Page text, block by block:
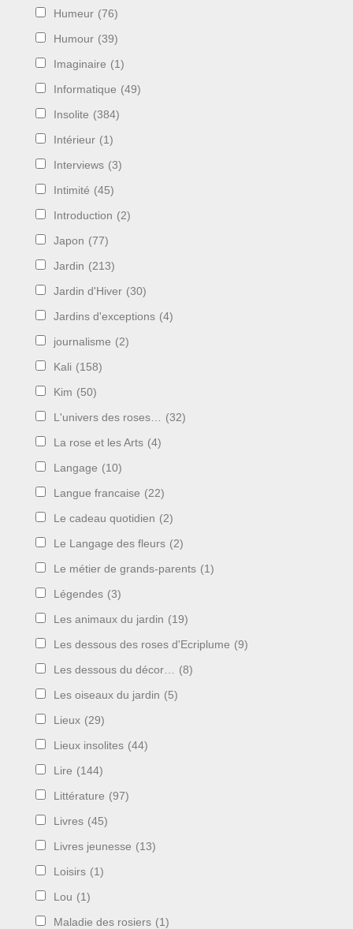
Humeur (76)
Humour (39)
Imaginaire (1)
Informatique (49)
Insolite (384)
Intérieur (1)
Interviews (3)
Intimité (45)
Introduction (2)
Japon (77)
Jardin (213)
Jardin d'Hiver (30)
Jardins d'exceptions (4)
journalisme (2)
Kali (158)
Kim (50)
L'univers des roses… (32)
La rose et les Arts (4)
Langage (10)
Langue francaise (22)
Le cadeau quotidien (2)
Le Langage des fleurs (2)
Le métier de grands-parents (1)
Légendes (3)
Les animaux du jardin (19)
Les dessous des roses d'Ecriplume (9)
Les dessous du décor… (8)
Les oiseaux du jardin (5)
Lieux (29)
Lieux insolites (44)
Lire (144)
Littérature (97)
Livres (45)
Livres jeunesse (13)
Loisirs (1)
Lou (1)
Maladie des rosiers (1)